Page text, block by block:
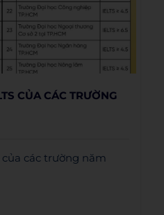
CỦA CÁC TRƯỜNG
của các trường năm